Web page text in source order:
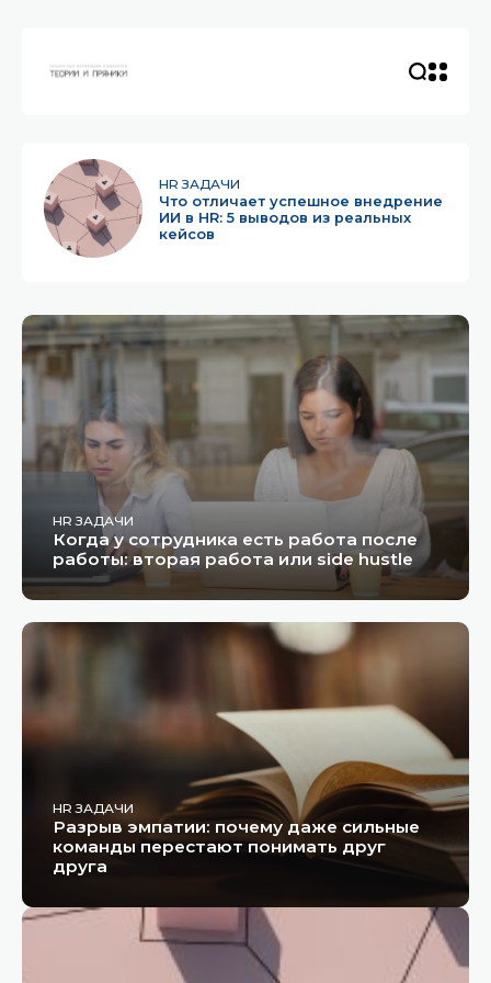
HR ЗАДАЧИ
Что отличает успешное внедрение
ИИ в HR: 5 выводов из реальных
кейсов
HR ЗАДАЧИ
Когда у сотрудника есть работа после
работы: вторая работа или side hustle
HR ЗАДАЧИ
Разрыв эмпатии: почему даже сильные
команды перестают понимать друг
друга